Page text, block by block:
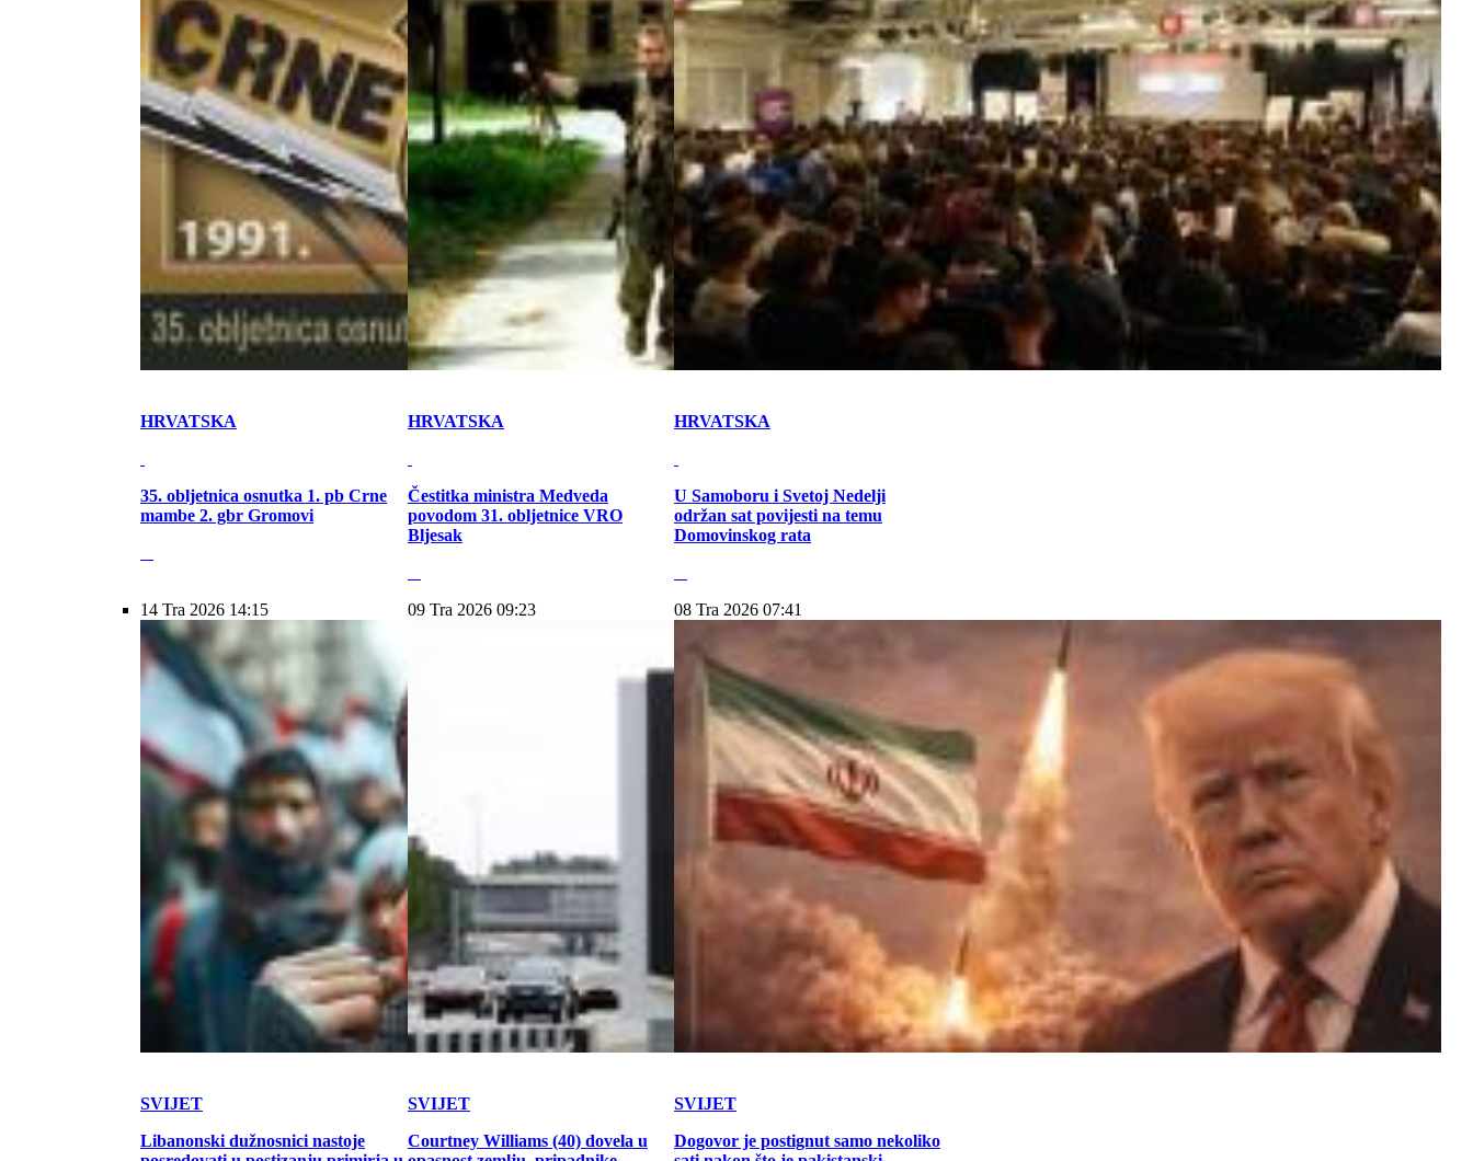
HRVATSKA
35. obljetnica osnutka 1. pb Crne
mambe 2. gbr Gromovi
HRVATSKA
Čestitka ministra Medveda
povodom 31. obljetnice VRO
Bljesak
HRVATSKA
U Samoboru i Svetoj Nedelji
održan sat povijesti na temu
Domovinskog rata
14 Tra 2026 14:15
SVIJET
Libanonski dužnosnici nastoje
09 Tra 2026 09:23
SVIJET
Courtney Williams (40) dovela u
08 Tra 2026 07:41
SVIJET
Dogovor je postignut samo nekoliko